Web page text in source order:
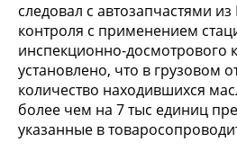
следовал с автозапчастями
контроля с применением
инспекционно-досмотрового
установлено, что в грузовом
количество находившихся
более чем на 7 тыс единиц
указанные в